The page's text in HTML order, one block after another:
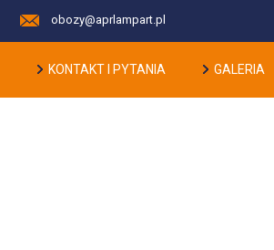
obozy@aprlampart.pl
KONTAKT I PYTANIA GALERIA